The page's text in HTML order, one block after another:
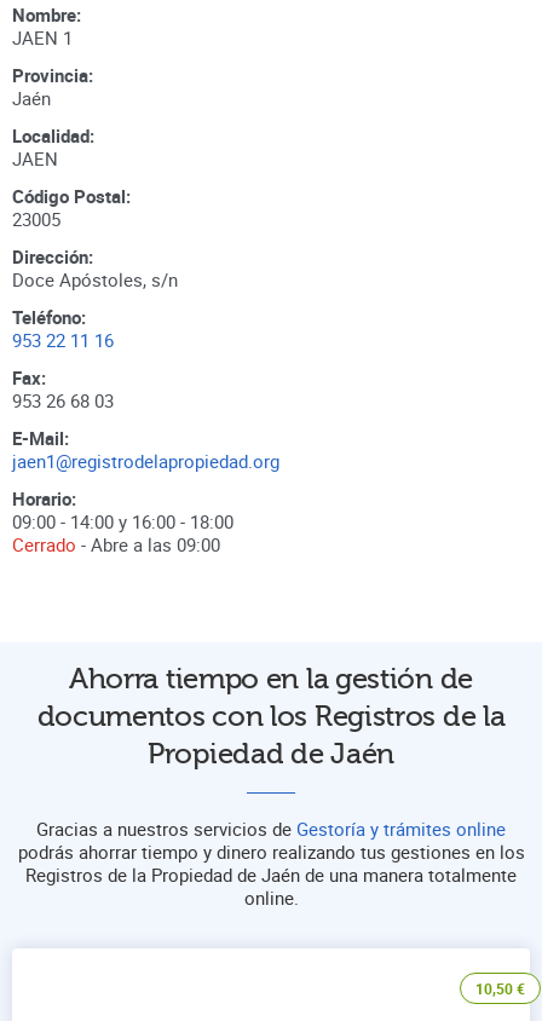
Nombre:
JAEN 1
Provincia:
Jaén
Localidad:
JAEN
Código Postal:
23005
Dirección:
Doce Apóstoles, s/n
Teléfono:
953 22 11 16
Fax:
953 26 68 03
E-Mail:
jaen1@registrodelapropiedad.org
Horario:
09:00 - 14:00 y 16:00 - 18:00
Cerrado - Abre a las 09:00
Ahorra tiempo en la gestión de
documentos con los Registros de la
Propiedad de Jaén
Gracias a nuestros servicios de Gestoría y trámites online
podrás ahorrar tiempo y dinero realizando tus gestiones en los
Registros de la Propiedad de Jaén de una manera totalmente
online.
10,50€